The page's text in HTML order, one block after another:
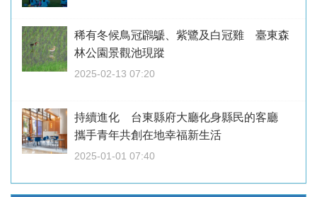
稀有冬候鳥冠鸊鷈、紫鷺及白冠雞 臺東森
林公園景觀池現蹤
2025-02-13 07:20
持續進化 台東縣府大廳化身縣民的客廳
攜手青年共創在地幸福新生活
2025-01-01 07:40